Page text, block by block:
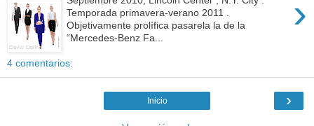
›
Temporada primavera-verano 2011 .
Objetivamente prolífica pasarela la de la
“Mercedes-Benz Fa...
4 comentarios:
›
Inicio